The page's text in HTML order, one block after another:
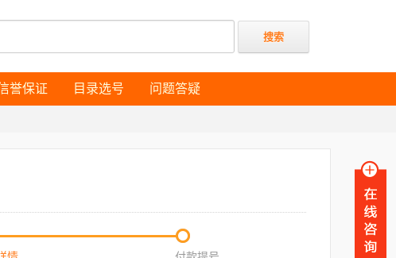
誉保证
誉保证
目录选号
目录选号
问题答疑
问题答疑